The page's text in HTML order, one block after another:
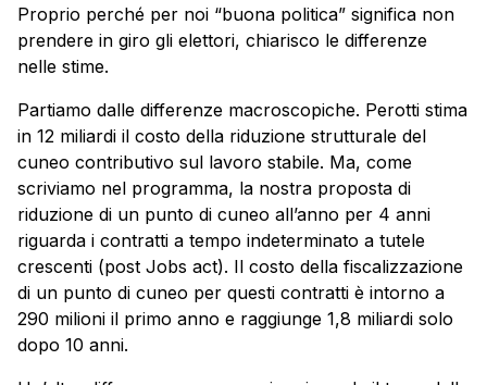
Proprio perché per noi “buona politica” significa non
prendere in giro gli elettori, chiarisco le differenze
nelle stime.
Partiamo dalle differenze macroscopiche. Perotti stima
in 12 miliardi il costo della riduzione strutturale del
cuneo contributivo sul lavoro stabile. Ma, come
scriviamo nel programma, la nostra proposta di
riduzione di un punto di cuneo all’anno per 4 anni
riguarda i contratti a tempo indeterminato a tutele
crescenti (post Jobs act). Il costo della fiscalizzazione
di un punto di cuneo per questi contratti è intorno a
290 milioni il primo anno e raggiunge 1,8 miliardi solo
dopo 10 anni.